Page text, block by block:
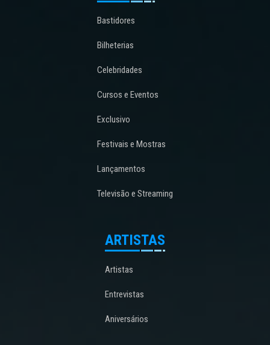
Bastidores
Bilheterias
Celebridades
Cursos e Eventos
Exclusivo
Festivais e Mostras
Lançamentos
Televisão e Streaming
ARTISTAS
Artistas
Entrevistas
Aniversários